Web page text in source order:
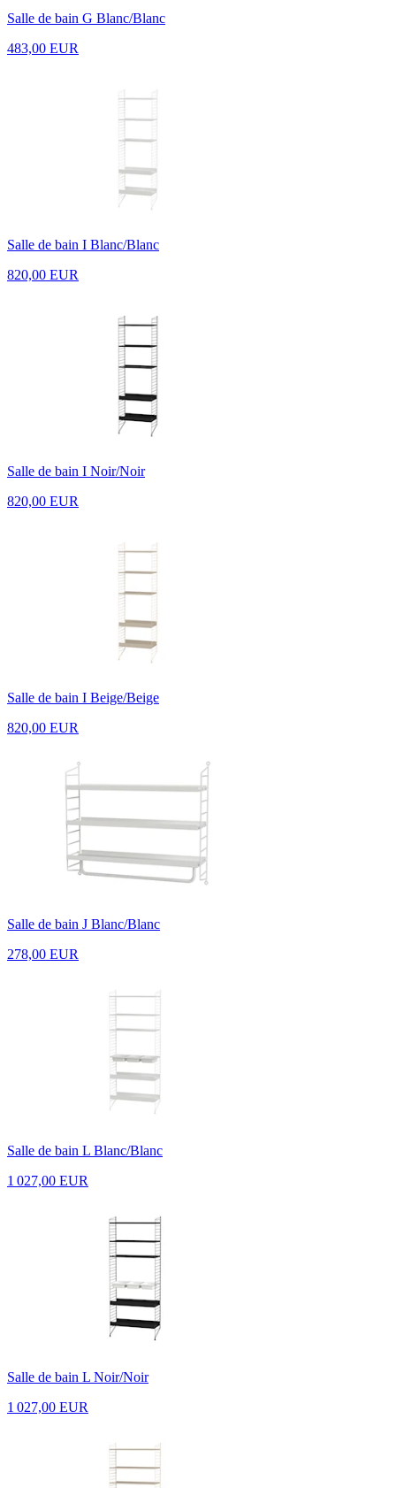
Salle de bain G Blanc/Blanc
483,00 EUR
Salle de bain I Blanc/Blanc
820,00 EUR
Salle de bain I Noir/Noir
820,00 EUR
Salle de bain I Beige/Beige
820,00 EUR
Salle de bain J Blanc/Blanc
278,00 EUR
Salle de bain L Blanc/Blanc
1 027,00 EUR
Salle de bain L Noir/Noir
1 027,00 EUR